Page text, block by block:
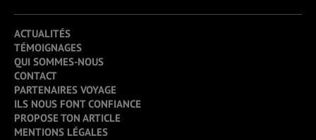
ACTUALITÉS
TÉMOIGNAGES
QUI SOMMES-NOUS
CONTACT
PARTENAIRES VOYAGE
ILS NOUS FONT CONFIANCE
PROPOSE TON ARTICLE
MENTIONS LÉGALES